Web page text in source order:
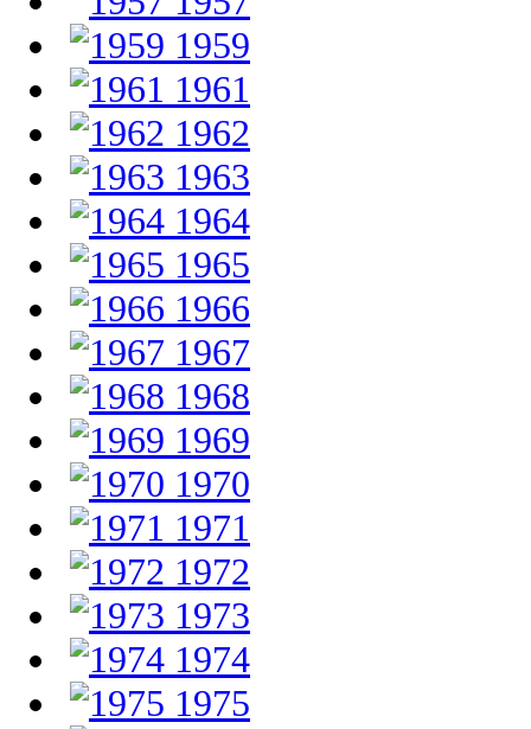
1959
1961
1962
1963
1964
1965
1966
1967
1968
1969
1970
1971
1972
1973
1974
1975